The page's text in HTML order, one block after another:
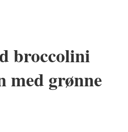
broccolini
med grønne